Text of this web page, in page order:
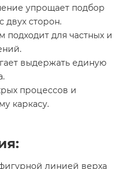
упрощает подбор
двух сторон.
для частных и
выдержать единую
процессов и
каркасу.
линией верха